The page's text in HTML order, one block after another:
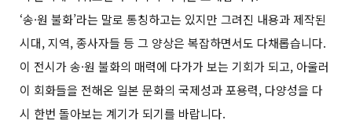
‘송·원 불화’라는 말로 통칭하고는 있지만 그려진 내용과 제작된
시대, 지역, 종사자들 등 그 양상은 복잡하면서도 다채롭습니다.
이 전시가 송·원 불화의 매력에 다가가 보는 기회가 되고, 아울러
이 회화들을 전해온 일본 문화의 국제성과 포용력, 다양성을 다
시 한번 돌아보는 계기가 되기를 바랍니다.